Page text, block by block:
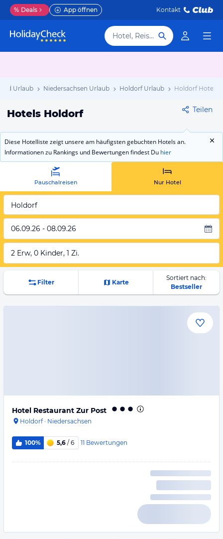
% Deals App öffnen Kontakt
Hotel, Reiseziel
Urlaub Niedersachsen Urlaub Holdorf Urlaub Holdorf Hotels
Hotels Holdorf Teilen
Diese Hotelliste zeigt unsere am häufigsten gebuchten Hotels an.
Informationen zu Rankings und Bewertungen findest Du hier
Pauschalreisen Nur Hotel
Holdorf
06.09.26 - 08.09.26
2 Erw, 0 Kinder, 1 Zi.
Filter Karte
Sortiert nach:
Bestseller
Hotel Restaurant Zur Post
Holdorf· Niedersachsen
100% 5,6 / 6 11 Bewertungen